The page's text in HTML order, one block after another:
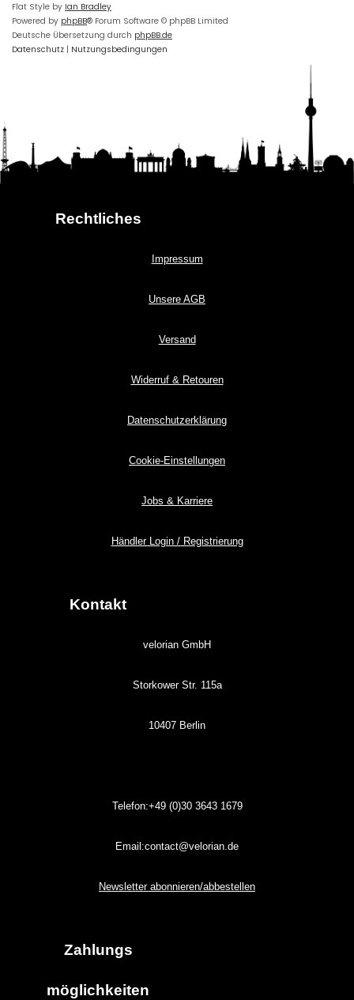
Flat Style by Ian Bradley
Powered by phpBB® Forum Software © phpBB Limited
Deutsche Übersetzung durch phpBB.de
Datenschutz | Nutzungsbedingungen
Rechtliches
Impressum
Unsere AGB
Versand
Widerruf & Retouren
Datenschutzerklärung
Cookie-Einstellungen
Jobs & Karriere
Händler Login / Registrierung
Kontakt
velorian GmbH
Storkower Str. 115a
10407 Berlin
Telefon:+49 (0)3036431679
Email:contact@velorian.de
Newsletter abonnieren/abbestellen
Zahlungs
möglich keiten